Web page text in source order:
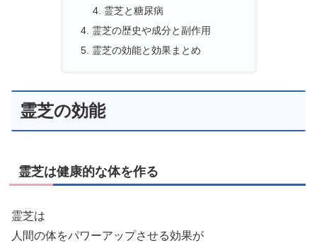
霊芝と糖尿病
霊芝の歴史や成分と副作用
霊芝の効能と効果まとめ
霊芝の効能
霊芝は健康的な体を作る
霊芝は
人間の体をパワーアップさせる効果が